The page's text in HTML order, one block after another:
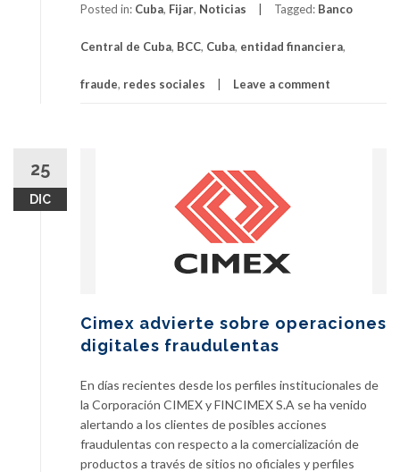
Posted in: Cuba, Fijar, Noticias Tagged: Banco
Central de Cuba, BCC, Cuba, entidad financiera,
fraude, redes sociales Leave a comment
25
DIC
Cimex advierte sobre operaciones
digitales fraudulentas
En días recientes desde los perfiles institucionales de
la Corporación CIMEX y FINCIMEX S.A se ha venido
alertando a los clientes de posibles acciones
fraudulentas con respecto a la comercialización de
productos a través de sitios no oficiales y perfiles